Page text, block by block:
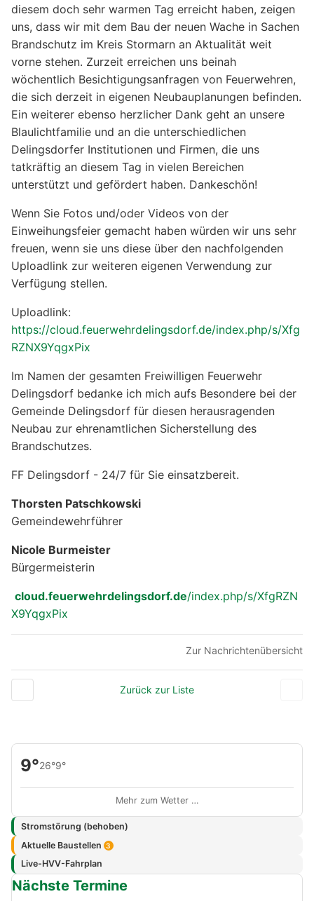
diesem doch sehr warmen Tag erreicht haben, zeigen
uns, dass wir mit dem Bau der neuen Wache in Sachen
Brandschutz im Kreis Stormarn an Aktualität weit
vorne stehen. Zurzeit erreichen uns beinah
wöchentlich Besichtigungsanfragen von Feuerwehren,
die sich derzeit in eigenen Neubauplanungen befinden.
Ein weiterer ebenso herzlicher Dank geht an unsere
Blaulichtfamilie und an die unterschiedlichen
Delingsdorfer Institutionen und Firmen, die uns
tatkräftig an diesem Tag in vielen Bereichen
unterstützt und gefördert haben. Dankeschön!
Wenn Sie Fotos und/oder Videos von der
Einweihungsfeier gemacht haben würden wir uns sehr
freuen, wenn sie uns diese über den nachfolgenden
Uploadlink zur weiteren eigenen Verwendung zur
Verfügung stellen.
Uploadlink:
https://cloud.feuerwehrdelingsdorf.de/index.php/s/Xfg
RZNX9YqgxPix
Im Namen der gesamten Freiwilligen Feuerwehr
Delingsdorf bedanke ich mich aufs Besondere bei der
Gemeinde Delingsdorf für diesen herausragenden
Neubau zur ehrenamtlichen Sicherstellung des
Brandschutzes.
FF Delingsdorf - 24/7 für Sie einsatzbereit.
Thorsten Patschkowski
Gemeindewehrführer
Nicole Burmeister
Bürgermeisterin
cloud.feuerwehrdelingsdorf.de/index.php/s/XfgRZN
X9YqgxPix
Zur Nachrichtenübersicht
Zurück zur Liste
9°26°9°
Mehr zum Wetter …
Stromstörung (behoben)
Aktuelle Baustellen 3
Live-HVV-Fahrplan
Nächste Termine